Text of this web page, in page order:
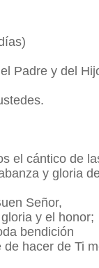
Padre y del
el cántico de
y gloria
Señor,
y el honor;
bendición
hacer de Ti